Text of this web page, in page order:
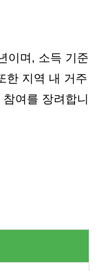
이며, 소득 기준
한 지역 내 거주
여를 장려합니